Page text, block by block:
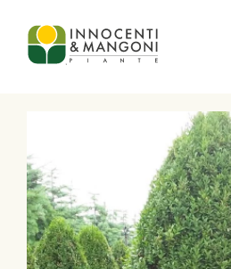
Skip to main content